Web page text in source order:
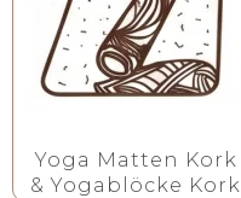
Yoga Matten Kork
& Yogablöcke Kork